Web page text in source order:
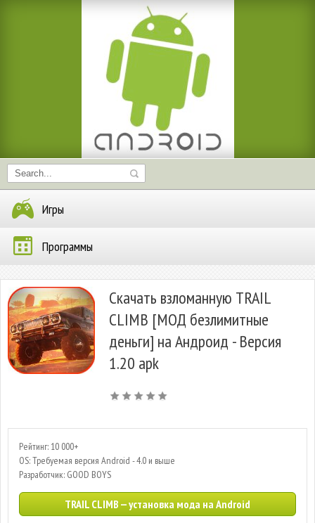
Игры
Программы
Скачать взломанную TRAIL
CLIMB [МОД безлимитные
деньги] на Андроид - Версия
1.20 apk
Рейтинг: 10 000+
OS: Требуемая версия Android - 4.0 и выше
Разработчик: GOOD BOYS
TRAIL CLIMB — установка мода на Android